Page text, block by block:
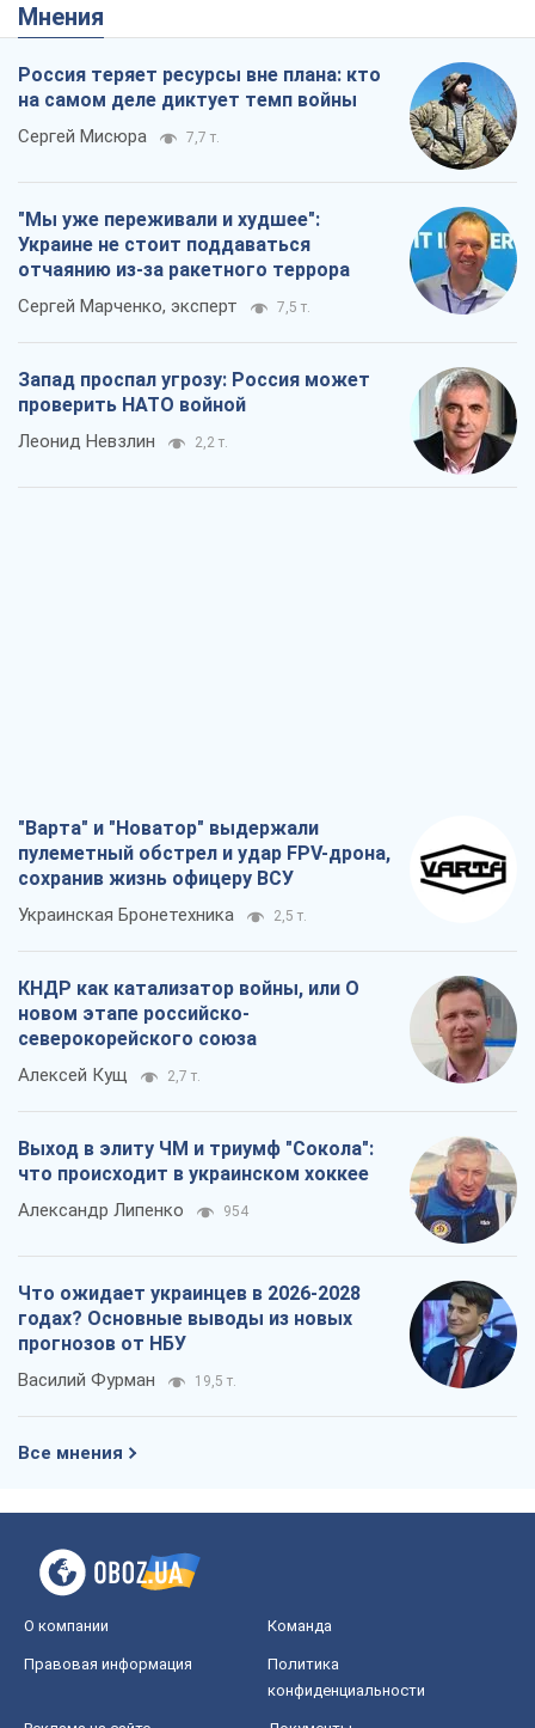
Мнения
Россия теряет ресурсы вне плана: кто
на самом деле диктует темп войны
Сергей Мисюра 7,7 т.
"Мы уже переживали и худшее":
Украине не стоит поддаваться
отчаянию из-за ракетного террора
Сергей Марченко, эксперт 7,5 т.
Запад проспал угрозу: Россия может
проверить НАТО войной
Леонид Невзлин 2,2 т.
"Варта" и "Новатор" выдержали
пулеметный обстрел и удар FPV-дрона,
сохранив жизнь офицеру ВСУ
Украинская Бронетехника 2,5 т.
КНДР как катализатор войны, или О
новом этапе российско-
северокорейского союза
Алексей Кущ 2,7 т.
Выход в элиту ЧМ и триумф "Сокола":
что происходит в украинском хоккее
Александр Липенко 954
Что ожидает украинцев в 2026-2028
годах? Основные выводы из новых
прогнозов от НБУ
Василий Фурман 19,5 т.
Все мнения
О компании Команда
Правовая информация
Политика
конфиденциальности